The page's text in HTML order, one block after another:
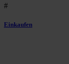
#
Einkaufen